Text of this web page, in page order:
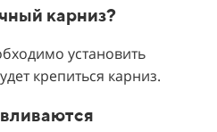
карниз?
установить
крепиться карниз.